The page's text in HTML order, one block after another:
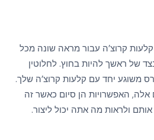
קרוצ’ה עבור מראה שונה מכל
של ראשך להיות בחוץ. לחלוטין
משוגע יחד עם קלעות קרוצ’ה שלך.
אלה, האפשרויות הן סיום כאשר זה
ולראות מה אתה יכול ליצור.